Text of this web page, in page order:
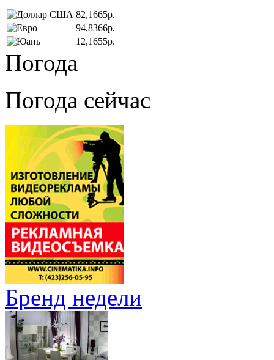
82,1665р.
94,8366р.
12,1655р.
Погода
Погода сейчас
Бренд недели